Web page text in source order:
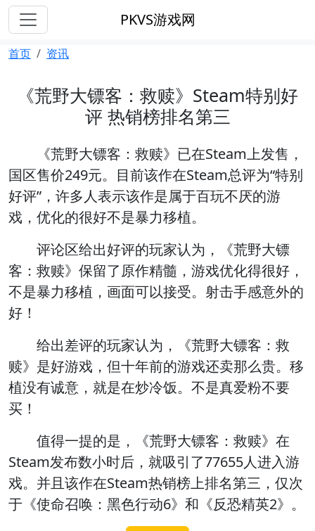
PKVS游戏网
首页 资讯
《荒野大镖客：救赎》Steam特别好
评 热销榜排名第三
《荒野大镖客：救赎》已在Steam上发售，
国区售价249元。目前该作在Steam总评为“特别
好评”，许多人表示该作是属于百玩不厌的游
戏，优化的很好不是暴力移植。
评论区给出好评的玩家认为，《荒野大镖
客：救赎》保留了原作精髓，游戏优化得很好，
不是暴力移植，画面可以接受。射击手感意外的
好！
给出差评的玩家认为，《荒野大镖客：救
赎》是好游戏，但十年前的游戏还卖那么贵。移
植没有诚意，就是在炒冷饭。不是真爱粉不要
买！
值得一提的是，《荒野大镖客：救赎》在
Steam发布数小时后，就吸引了77655人进入游
戏。并且该作在Steam热销榜上排名第三，仅次
于《使命召唤：黑色行动6》和《反恐精英2》。